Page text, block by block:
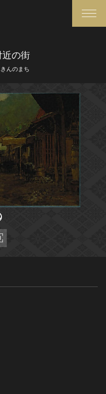
検索
さらに詳細検索
媒体資料・関連記事等
博物館、美術館の皆さまへ
文化庁よりご挨拶
今月のみどころ
お知らせ一覧
このサイトについて
サイトのご意見はこちら
近の街
んのまち